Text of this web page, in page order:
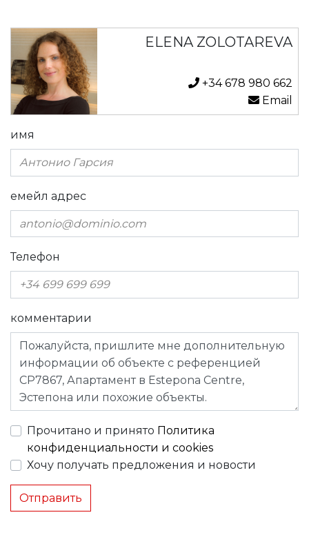
ELENA ZOLOTAREVA
+34 678 980 662
Email
имя
емейл адрес
Телефон
комментарии
Прочитано и принято Политика
конфиденциальности и cookies
Хочу получать предложения и новости
Отправить